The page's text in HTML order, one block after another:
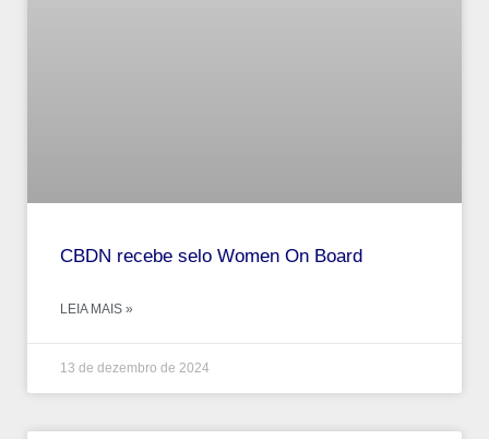
CBDN recebe selo Women On Board
LEIA MAIS »
13 de dezembro de 2024